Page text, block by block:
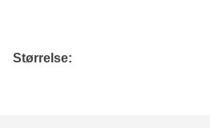
Størrelse